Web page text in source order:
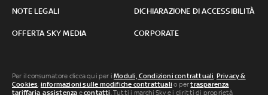
NOTE LEGALI DICHIARAZIONE DI ACCESSIBILITÀ
OFFERTA SKY MEDIA CORPORATE
Per il consumatore clicca qui per iModuli, Condizioni contrattuali Privacy &
Cookies informazioni sulle modifiche contrattuali o pertrasparenza
tariffaria ,assistenza econtatti . Tutti i marchi Sky e i diritti di proprietà